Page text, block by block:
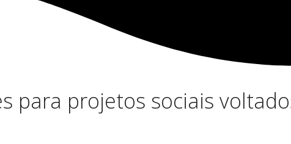
para projetos sociais